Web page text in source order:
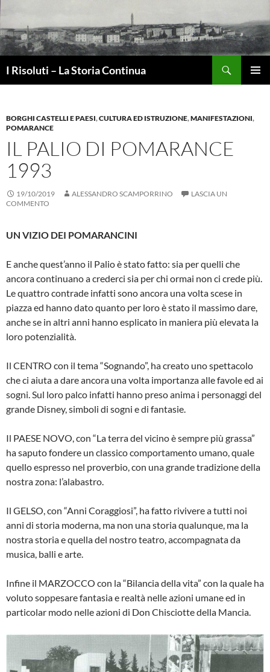
Vai
contenuto
I Risoluti – La Storia Continua
BORGHI CASTELLI E PAESI,CULTURA ED ISTRUZIONE,MANIFESTAZIONI,
POMARANCE
IL PALIO DI POMARANCE
1993
19/10/2019 ALESSANDRO SCAMPORRINO
LASCIA UN
COMMENTO
UN VIZIO DEI POMARANCINI
E anche quest’anno il Palio è stato fatto: sia per quelli che
ancora continua­no a crederci sia per chi ormai non ci crede più.
Le quattro contrade infatti sono ancora una volta scese in
piazza ed hanno dato quanto per loro è stato il massimo dare,
anche se in altri anni hanno esplicato in maniera più elevata la
loro potenzialità.
Il CENTRO con il tema “Sognando”, ha creato uno spettacolo
che ci aiuta a dare ancora una volta importanza alle favole ed ai
sogni. Sul loro palco infatti hanno preso anima i personaggi del
grande Disney, simboli di sogni e di fantasie.
Il PAESE NOVO, con “La terra del vicino è sempre più grassa”
ha saputo fondere un classico comportamento umano, qua­le
quello espresso nel proverbio, con una grande tradizione della
nostra zona: l’alabastro.
Il GELSO, con “Anni Coraggiosi”, ha fatto rivivere a tutti noi
anni di storia moderna, ma non una storia qualunque, ma la
nostra storia e quella del nostro teatro, accompagnata da
musica, balli e arte.
Infine il MARZOCCO con la “Bilancia della vita” con la quale ha
voluto soppe­sare fantasia e realtà nelle azioni umane ed in
particolar modo nelle azioni di Don Chisciotte della Mancia.